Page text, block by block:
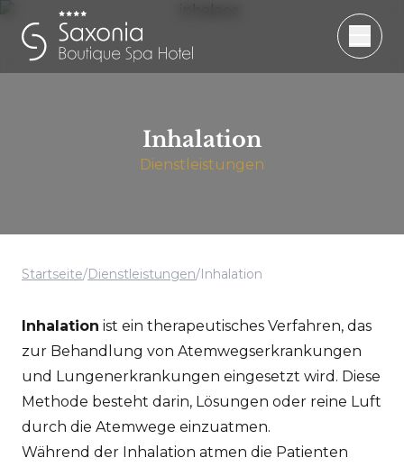
Inhalation
Dienstleistungen
Startseite/Dienstleistungen/Inhalation
Inhalation ist ein therapeutisches Verfahren, das
zur Behandlung von Atemwegserkrankungen
und Lungenerkrankungen eingesetzt wird. Diese
Methode besteht darin, Lösungen oder reine Luft
durch die Atemwege einzuatmen.
Während der Inhalation atmen die Patienten